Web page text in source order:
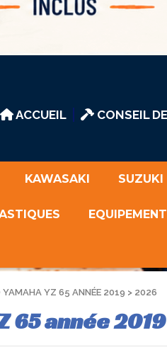
ACCUEIL CONSEIL
KAWASAKI SUZUKI
YAMAHA YZ 65 ANNÉE 2019 > 2026
65 année